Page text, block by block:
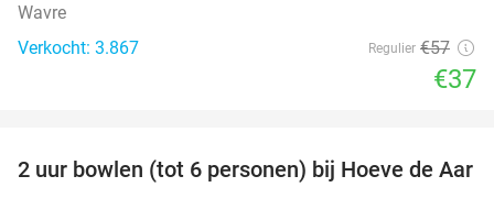
Wavre
Verkocht: 3.867
Regulier €57
€37
50%
2 uur bowlen (tot 6 personen) bij Hoeve de Aar